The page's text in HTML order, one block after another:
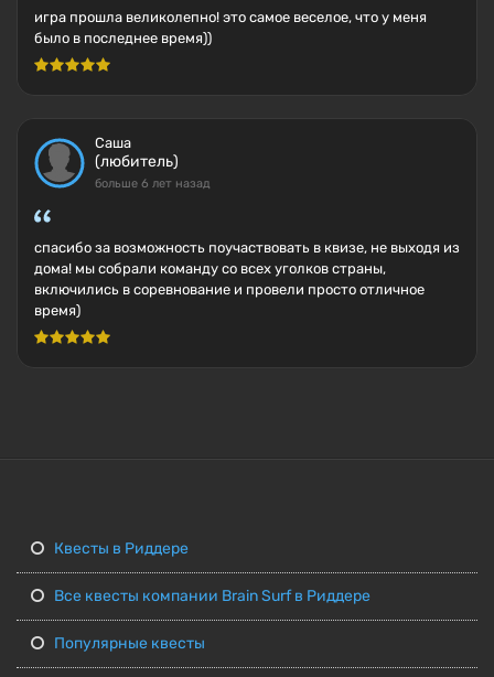
игра прошла великолепно! это самое веселое, что у меня
было в последнее время))
Саша
(любитель)
больше 6 лет назад
спасибо за возможность поучаствовать в квизе, не выходя из
дома! мы собрали команду со всех уголков страны,
включились в соревнование и провели просто отличное
время)
Квесты в Риддере
Все квесты компании Brain Surf в Риддере
Популярные квесты